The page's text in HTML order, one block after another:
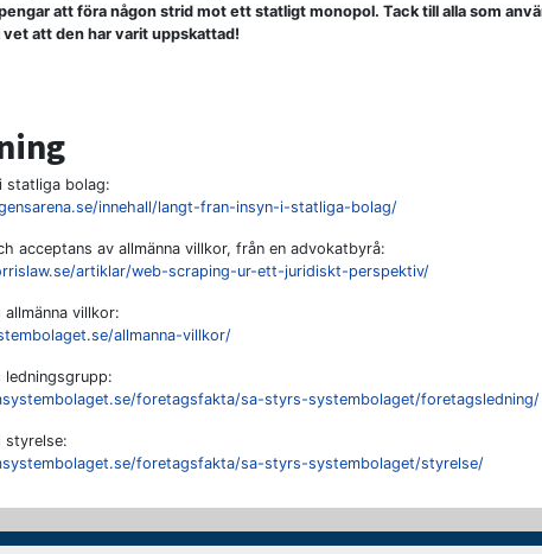
att föra någon strid mot ett statligt monopol. Tack till alla som
att den har varit uppskattad!
statliga bolag:
innehall/langt-fran-insyn-i-statliga-bolag/
acceptans av allmänna villkor, från en advokatbyrå:
artiklar/web-scraping-ur-ett-juridiskt-perspektiv/
villkor:
allmanna-villkor/
ledningsgrupp:
foretagsfakta/sa-styrs-systembolaget/foretagsledning/
styrelse:
foretagsfakta/sa-styrs-systembolaget/styrelse/